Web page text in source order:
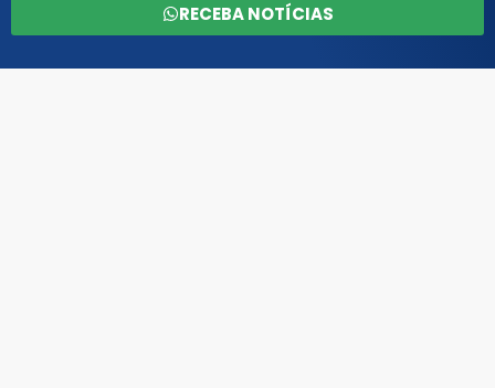
RECEBA NOTÍCIAS